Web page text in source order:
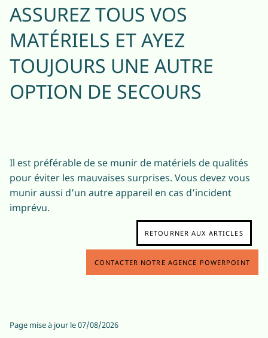
ASSUREZ TOUS VOS
MATÉRIELS ET AYEZ
TOUJOURS UNE AUTRE
OPTION DE SECOURS
Il est préférable de se munir de matériels de qualités
pour éviter les mauvaises surprises. Vous devez vous
munir aussi d’un autre appareil en cas d’incident
imprévu.
RETOURNER AUX ARTICLES
CONTACTER NOTRE AGENCE POWERPOINT
Page mise à jour le07/08/2026